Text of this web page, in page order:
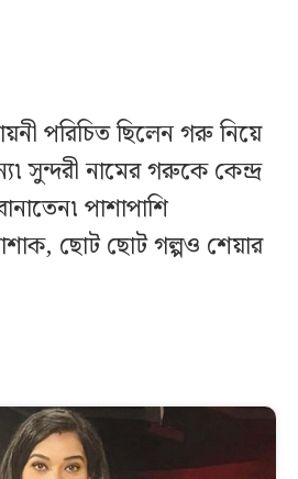
পরিচিত ছিলেন গরু নিয়ে
সুন্দরী নামের গরুকে কেন্দ্র
পাশাপাশি
ছোট ছোট গল্পও শেয়ার